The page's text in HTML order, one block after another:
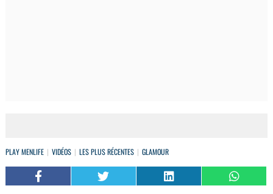
PLAY MENLIFE VIDÉOS LES PLUS RÉCENTES GLAMOUR